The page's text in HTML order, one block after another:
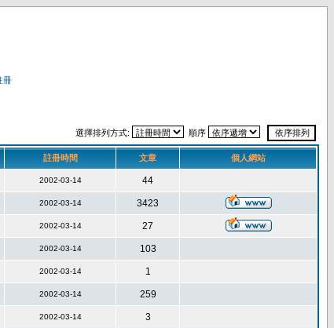
冊
選擇排列方式: 順序
註冊時間 文章 個人網站
2002-03-14 44
2002-03-14 3423
2002-03-14 27
2002-03-14 103
2002-03-14 1
2002-03-14 259
2002-03-14 3